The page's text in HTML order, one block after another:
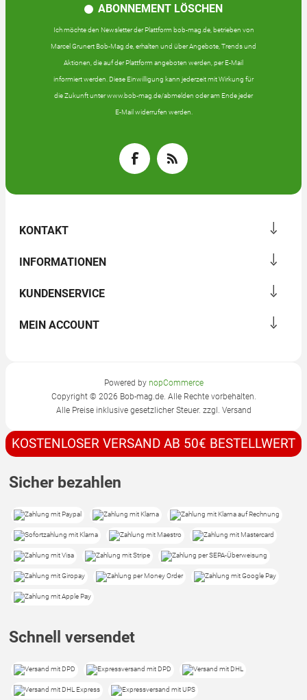
ABONNEMENT LÖSCHEN
Ich möchte den Newsletter der Plattform bob-mag.de, betrieben von
Marcel Grunert Bob-Mag.de, erhalten und über Angebote, Trends und
Aktionen, die auf der Plattform angeboten werden, per E-Mail
informiert werden. Diese Einwilligung kann jederzeit mit Wirkung für
die Zukunft unter www.bob-mag.de/abmelden oder am Ende jeder
E-Mail widerrufen werden.
KONTAKT
INFORMATIONEN
KUNDENSERVICE
MEIN ACCOUNT
Powered by nopCommerce
Copyright © 2026 Bob-mag.de. Alle Rechte vorbehalten.
Alle Preise inklusive gesetzlicher Steuer. zzgl. Versand
KOSTENLOSER VERSAND AB 50€ BESTELLWERT
Sicher bezahlen
Schnell versendet